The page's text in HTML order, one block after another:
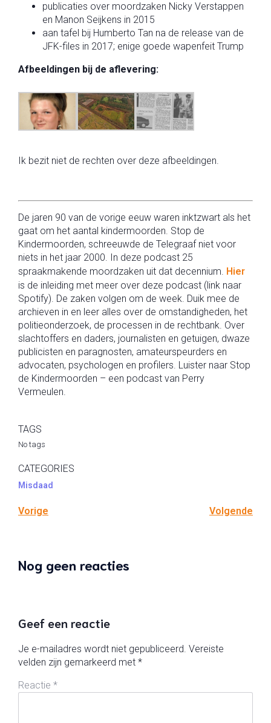
publicaties over moordzaken Nicky Verstappen
en Manon Seijkens in 2015
aan tafel bij Humberto Tan na de release van de
JFK-files in 2017; enige goede wapenfeit Trump
Afbeeldingen bij de aflevering:
Ik bezit niet de rechten over deze afbeeldingen.
De jaren 90 van de vorige eeuw waren inktzwart als het
gaat om het aantal kindermoorden. Stop de
Kindermoorden, schreeuwde de Telegraaf niet voor
niets in het jaar 2000. In deze podcast 25
spraakmakende moordzaken uit dat decennium. Hier
is de inleiding met meer over deze podcast (link naar
Spotify). De zaken volgen om de week. Duik mee de
archieven in en leer alles over de omstandigheden, het
politieonderzoek, de processen in de rechtbank. Over
slachtoffers en daders, journalisten en getuigen, dwaze
publicisten en paragnosten, amateurspeurders en
advocaten, psychologen en profilers. Luister naar Stop
de Kindermoorden – een podcast van Perry
Vermeulen.
TAGS
No tags
CATEGORIES
Misdaad
Vorige Volgende
Nog geen reacties
Geef een reactie
Je e-mailadres wordt niet gepubliceerd. Vereiste
velden zijn gemarkeerd met *
Reactie *